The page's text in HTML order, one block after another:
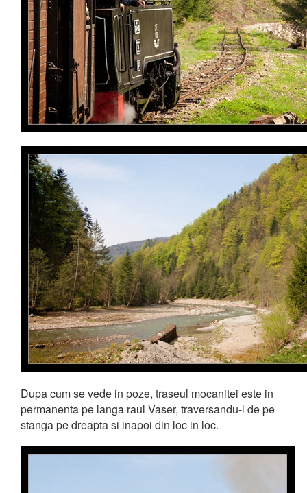
Dupa cum se vede in poze, traseul mocanitei este in
permanenta pe langa raul Vaser, traversandu-l de pe
stanga pe dreapta si inapoi din loc in loc.